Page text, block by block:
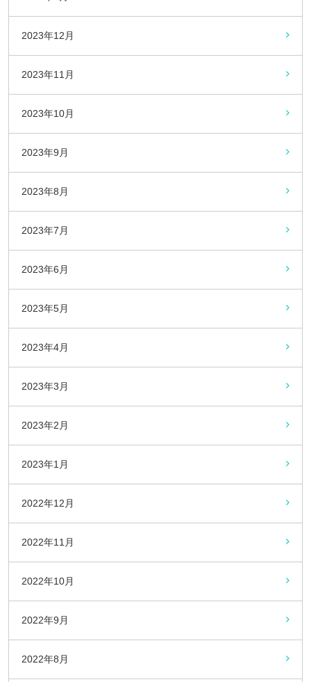
2023年12月
2023年11月
2023年10月
2023年9月
2023年8月
2023年7月
2023年6月
2023年5月
2023年4月
2023年3月
2023年2月
2023年1月
2022年12月
2022年11月
2022年10月
2022年9月
2022年8月